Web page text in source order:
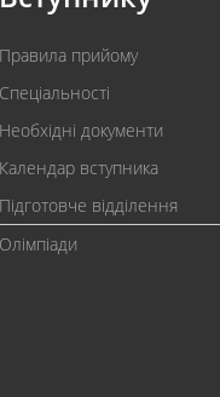
Правила прийому
Спеціальності
Необхідні документи
Календар вступника
Підготовче відділення
Олімпіади